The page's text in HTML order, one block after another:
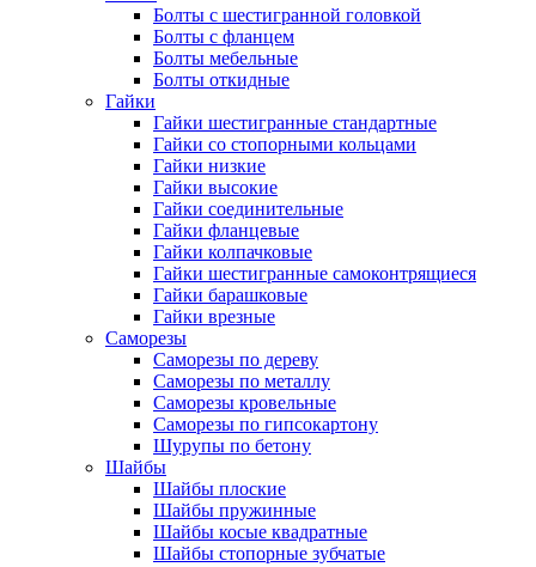
Болты с шестигранной головкой
Болты с фланцем
Болты мебельные
Болты откидные
Гайки
Гайки шестигранные стандартные
Гайки со стопорными кольцами
Гайки низкие
Гайки высокие
Гайки соединительные
Гайки фланцевые
Гайки колпачковые
Гайки шестигранные самоконтрящиеся
Гайки барашковые
Гайки врезные
Саморезы
Саморезы по дереву
Саморезы по металлу
Саморезы кровельные
Саморезы по гипсокартону
Шурупы по бетону
Шайбы
Шайбы плоские
Шайбы пружинные
Шайбы косые квадратные
Шайбы стопорные зубчатые